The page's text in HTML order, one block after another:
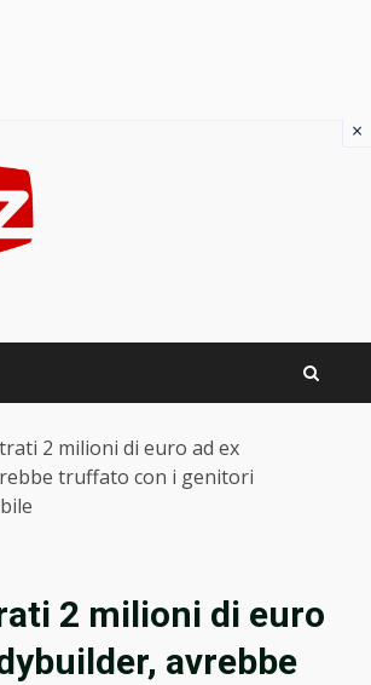
2 milioni di euro ad ex
truffato con i genitori
2 milioni di euro
avrebbe
×